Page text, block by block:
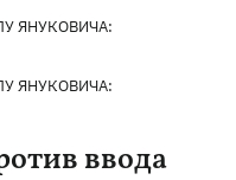
ввода